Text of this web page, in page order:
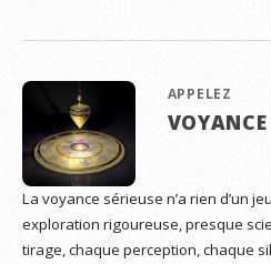
APPELEZ
VOYANCE
La voyance sérieuse n’a rien d’un
exploration rigoureuse, presque
tirage, chaque perception, chaque